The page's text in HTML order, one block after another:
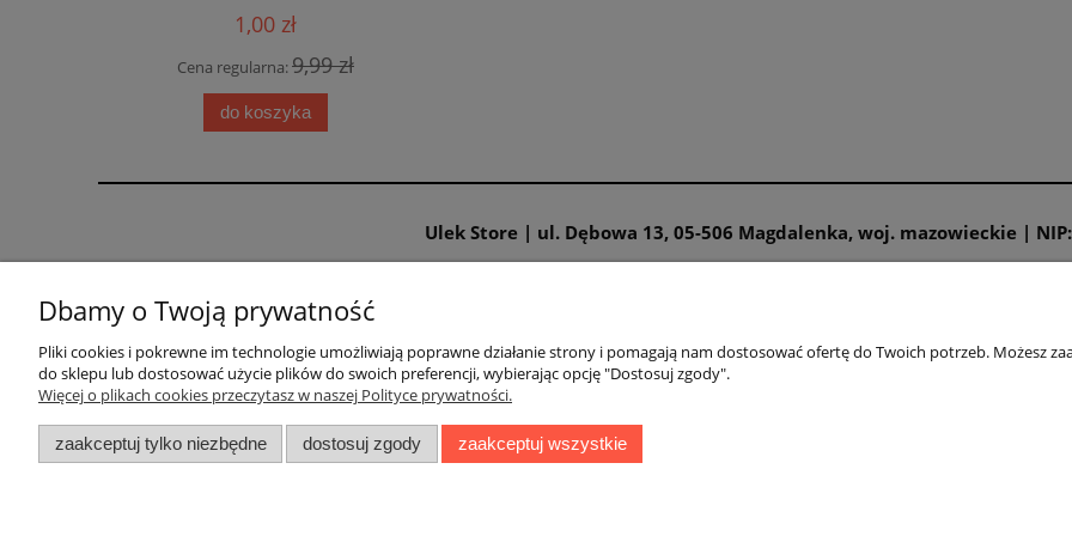
1,00 zł
Cena regularna:9,99 zł
do koszyka
Ulek Store | ul. Dębowa 13, 05-506 Magdalenka, woj. mazowieckie |
Warunki zakupów
Regulamin sklepu
Reklamacje i zwroty
Formy płatności
Tabele rozmiarów
tabela rozmiarów Veneziana
tabela rozmiarów Jonathan Aston
tabela rozmiarów Glamour
Moje konto
Dbamy o Twoją prywatność
Pliki cookies i pokrewne im technologie umożliwiają poprawne działanie strony i pomagają nam dostosować ofertę do Twoich potrzeb. Możesz
do sklepu lub dostosować użycie plików do swoich preferencji, wybierając opcję "Dostosuj zgody".
Więcej o plikach cookies przeczytasz w naszej Polityce prywatności.
zaakceptuj tylko niezbędne dostosuj zgody zaakceptuj wszystkie